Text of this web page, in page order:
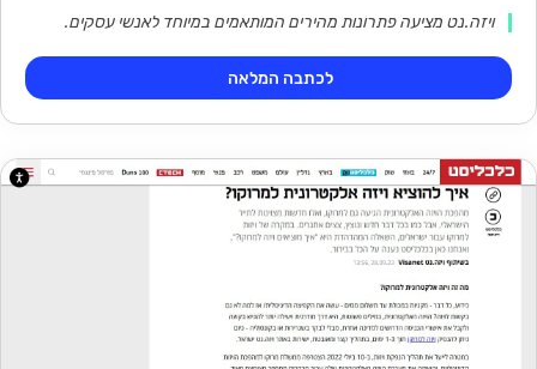
ויזה.נט מציעה פתרונות מהירים המותאמים במיוחד לאנשי עסקים.
לכתבה המלאה